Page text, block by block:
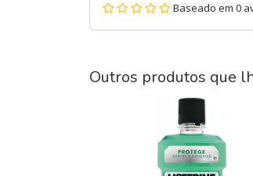
Baseado em 0
Outros produtos que